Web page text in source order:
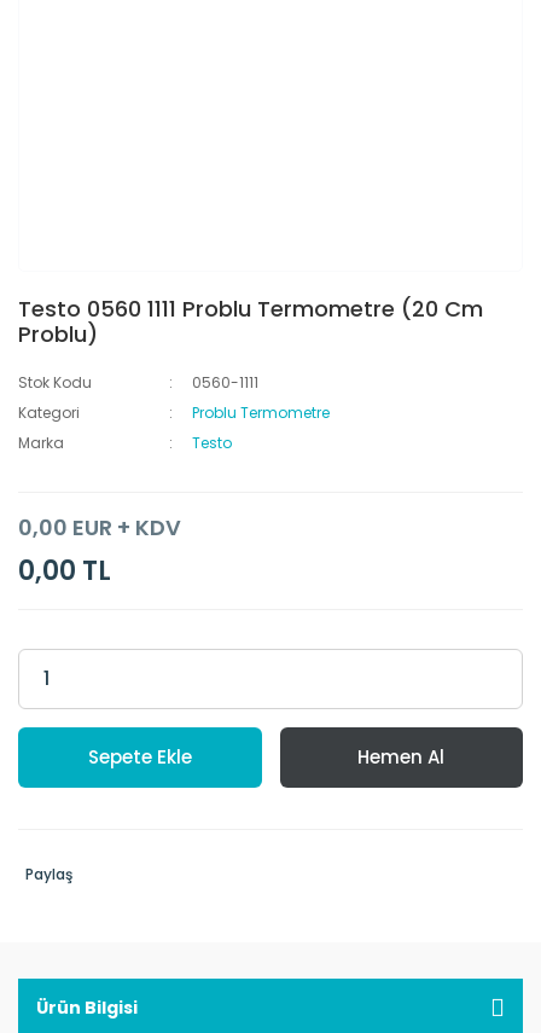
Testo 0560 1111 Problu Termometre (20 Cm
Problu)
Stok Kodu
0560-1111
Kategori
Problu Termometre
Marka
Testo
0,00 EUR + KDV
0,00 TL
Sepete Ekle Hemen Al
Paylaş
Ürün Bilgisi